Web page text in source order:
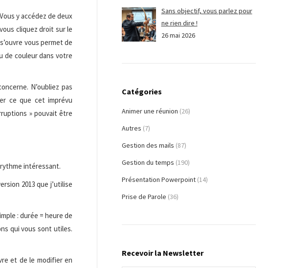
y accédez de deux
cliquez droit sur le
vous permet de
de couleur dans votre
N’oubliez pas
ce que cet imprévu
» pouvait être
intéressant.
2013 que j’utilise
: durée = heure de
qui vous sont utiles.
et de le modifier en
Sans objectif, vous parlez pour
ne rien dire !
26 mai 2026
Catégories
Animer une réunion (26)
Autres (7)
Gestion des mails (87)
Gestion du temps (190)
Présentation Powerpoint (14)
Prise de Parole (36)
Recevoir la Newsletter